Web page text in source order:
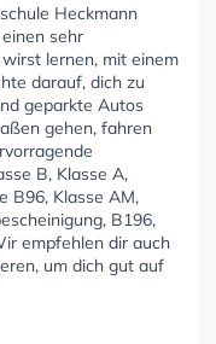
Heckmann
sehr
lernen, mit einem
darauf, dich zu
geparkte Autos
gehen, fahren
B, Klasse A,
B96, Klasse AM,
B196,
empfehlen dir auch
um dich gut auf